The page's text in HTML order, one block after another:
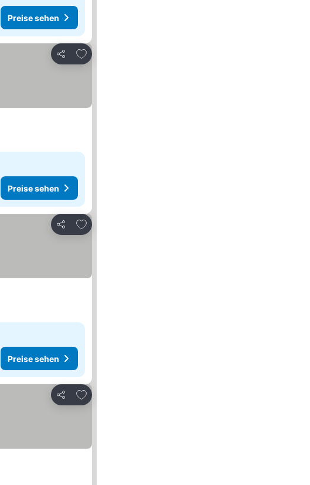
Preise sehen
Teilen
Zu Favoriten hinzufügen
Preise sehen
Teilen
Zu Favoriten hinzufügen
Preise sehen
Teilen
Zu Favoriten hinzufügen